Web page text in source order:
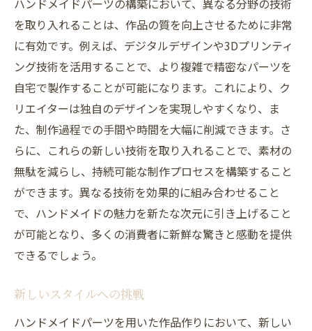
ハンドメイドパーツの構築において、異なる分野の技術
を取り入れることは、作品の質を向上させるために非常
に有効です。例えば、デジタルデザインや3Dプリンティ
ング技術を活用することで、より複雑で精密なパーツを
自宅で製作することが可能になります。これにより、ク
リエイターは独自のデザインを実現しやすくなり、ま
た、制作過程での手間や時間を大幅に削減できます。さ
らに、これらの新しい技術を取り入れることで、素材の
無駄を減らし、持続可能な制作プロセスを構築すること
ができます。異なる技術を効果的に組み合わせること
で、ハンドメイドの魅力を新たな次元に引き上げること
が可能となり、多くの消費者に新鮮な驚きと感動を提供
できるでしょう。
新しいスタイルへの挑戦
ハンドメイドパーツを用いた作品作りにおいて、新しい